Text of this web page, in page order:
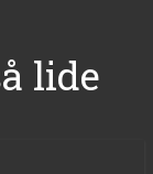
lide